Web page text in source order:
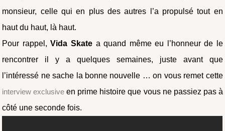
monsieur, celle qui en plus des autres l’a propulsé tout en
haut du haut, là haut.
Pour rappel,Vida Skate a quand même eu l’honneur de le
rencontrer il y a quelques semaines, juste avant que
l’intéressé ne sache la bonne nouvelle … on vous remet cette
interview exclusive en prime histoire que vous ne passiez pas à
côté une seconde fois.